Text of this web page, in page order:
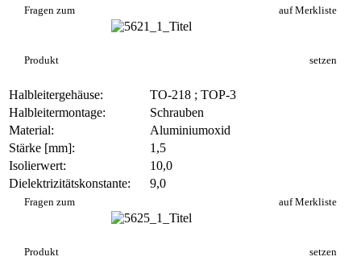
Fragen zum
Produkt
auf Merkliste
setzen
Halbleitergehäuse:
TO-218 ; TOP-3
Halbleitermontage:
Schrauben
Material:
Aluminiumoxid
Stärke [mm]:
1,5
Isolierwert:
10,0
Dielektrizitätskonstante:
9,0
Fragen zum
Produkt
auf Merkliste
setzen